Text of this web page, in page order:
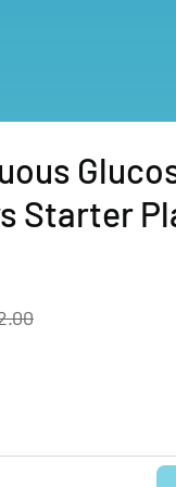
Starter